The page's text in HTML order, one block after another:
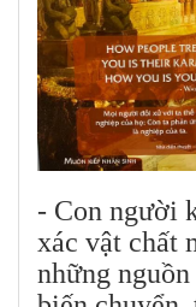
- Con người
xác vật chất
những